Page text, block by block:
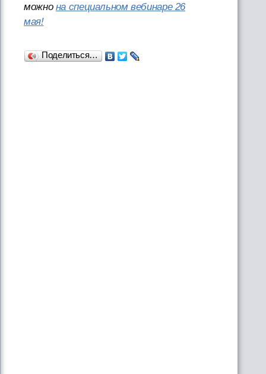
можно на специальном вебинаре 26
мая!
Поделиться…